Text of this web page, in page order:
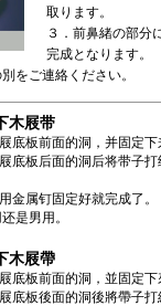
取ります。
３．前鼻緒の部分
完成となります。
をご連絡ください。
下木屐带
底板前面的洞，并固定下
底板后面的洞后将带子
金属钉固定好就完成了。
是男用。
下木屐帶
底板前面的洞，並固定下
底板後面的洞後將帶子